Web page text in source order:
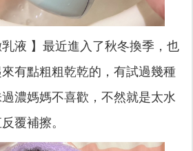
乳液 】最近進入了秋冬換季，也
有點粗粗乾乾的，有試過幾種
濃媽媽不喜歡，不然就是太水
覆補擦。